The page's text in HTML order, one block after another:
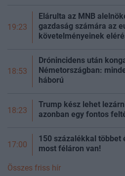
19:23
Elárulta az MNB
gazdaság számára az
követelményeinek
18:53
Drónincidens után
Németországban:
háború
18:23
Trump kész lehet
azonban egy fontos
17:00
150 százalékkal többet
most féláron van!
Összes friss hír